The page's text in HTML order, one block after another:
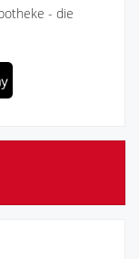
- die